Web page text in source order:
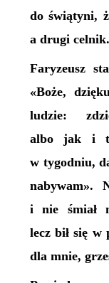
do świątyni,
a drugi celnik.
Faryzeusz
«Boże,
ludzie:
albo jak i
w tygodniu,
nabywam».
i nie śmiał
lecz bił się w
dla mnie,